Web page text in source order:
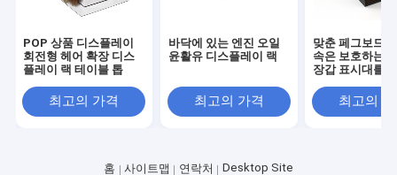
POP 상품 디스플레이
회전형 헤어 확장 디스
플레이 랙 테이블 톱
최고의 가격
바닥에 있는 엔진 오일
윤활유 디스플레이 랙
최고의 가격
맞춘 페그보드
속은 보호하는
장갑 표시대를
최고의
홈 사이트맵 연락처 Desktop Site